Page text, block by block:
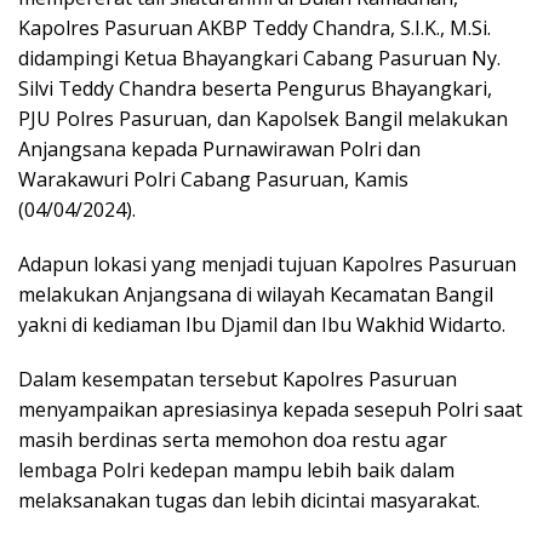
Kapolres Pasuruan AKBP Teddy Chandra, S.I.K., M.Si.
didampingi Ketua Bhayangkari Cabang Pasuruan Ny.
Silvi Teddy Chandra beserta Pengurus Bhayangkari,
PJU Polres Pasuruan, dan Kapolsek Bangil melakukan
Anjangsana kepada Purnawirawan Polri dan
Warakawuri Polri Cabang Pasuruan, Kamis
(04/04/2024).
Adapun lokasi yang menjadi tujuan Kapolres Pasuruan
melakukan Anjangsana di wilayah Kecamatan Bangil
yakni di kediaman Ibu Djamil dan Ibu Wakhid Widarto.
Dalam kesempatan tersebut Kapolres Pasuruan
menyampaikan apresiasinya kepada sesepuh Polri saat
masih berdinas serta memohon doa restu agar
lembaga Polri kedepan mampu lebih baik dalam
melaksanakan tugas dan lebih dicintai masyarakat.